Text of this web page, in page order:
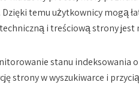
temu użytkownicy mogą
i treściową strony jest
stanu indeksowania
strony w wyszukiwarce i